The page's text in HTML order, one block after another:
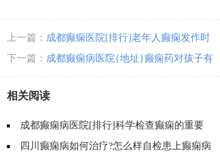
上一篇： 成都癫痫医院[排行]老年人癫痫发作时
应该怎么办?
下一篇： 成都癫痫病医院{地址}癫痫药对孩子有
伤害吗?
相关阅读
成都癫痫病医院[排行]科学检查癫痫的重要
性? 四川癫痫病如何治疗?怎么样自检患上癫痫病